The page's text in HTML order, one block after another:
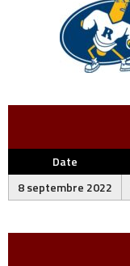
Date
8 septembre 2022